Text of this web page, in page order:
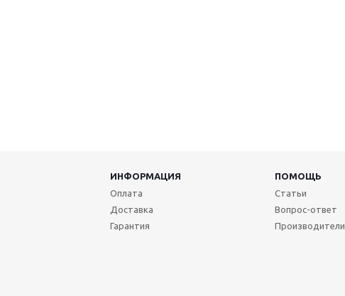
ИНФОРМАЦИЯ
ПОМОЩЬ
Оплата
Доставка
Гарантия
Статьи
Вопрос-ответ
Производители